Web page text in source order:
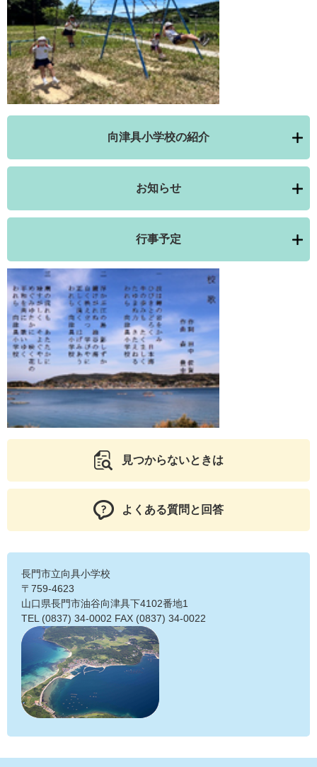
向津具小学校の紹介
お知らせ
行事予定
見つからないときは
よくある質問と回答
長門市立向具小学校
〒759-4623
山口県長門市油谷向津具下4102番地1
TEL (0837) 34-0002 FAX (0837) 34-0022